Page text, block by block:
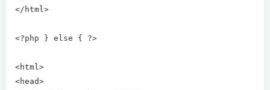
</html>
<?php } else { ?>
<html>
<head>